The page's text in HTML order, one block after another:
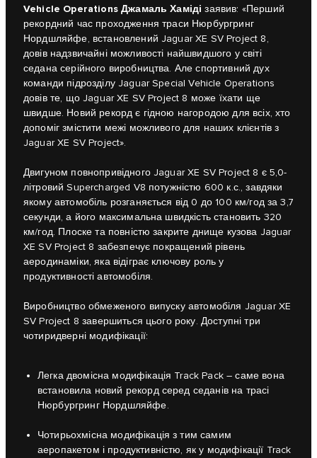
Vehicle Operations Джамаль Хаміді заявив: «Перший
рекордний час проходження траси Нюрбургринг
Нордшляйфе, встановлений Jaguar XE SV Project 8,
довів надзвичайні можливості найшвидшого у світі
седана серійного виробництва. Але спортивний дух
команди підрозділу Jaguar Special Vehicle Operations
довів те, що Jaguar XE SV Project 8 може їхати ще
швидше. Новий рекорд є гідною нагородою для всіх, хто
допоміг змістити межі можливого для наших клієнтів з
Jaguar XE SV Project».
Двигуном повнопривідного Jaguar XE SV Project 8 є 5,0-
літровий Supercharged V8 потужністю 600 к.с., завдяки
якому автомобіль розганяється від 0 до 100 км/год за 3,7
секунди, а його максимальна швидкість становить 320
км/год. Плоске та повністю закрите днище кузова Jaguar
XE SV Project 8 забезпечує покращений рівень
аеродинаміки, яка відіграє ключову роль у
продуктивності автомобіля.
Виробництво обмеженого випуску автомобіля Jaguar XE
SV Project 8 завершиться цього року. Доступні три
чотиридверні модифікації:
Легка двомісна модифікація Track Pack – саме вона
встановила новий рекорд серед седанів на трасі
Нюрбургринг Нордшляйфе.
Чотирьохмісна модифікація з тим самим
аеропакетом і продуктивністю, як у модифікації Track